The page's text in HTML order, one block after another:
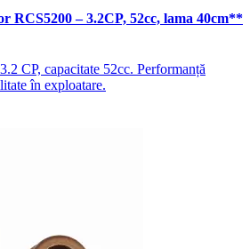
RCS5200 – 3.2CP, 52cc, lama 40cm**
CP, capacitate 52cc. Performanță
în exploatare.